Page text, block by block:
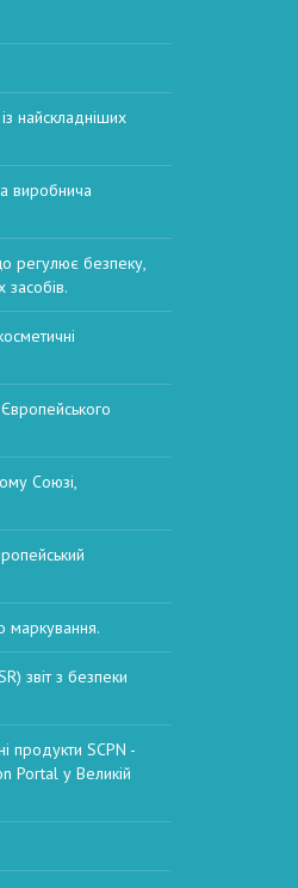
найскладніших
виробнича
регулює безпеку,
Союзі,
маркування.
звіт з безпеки
продукти SCPN -
Portal у Великій